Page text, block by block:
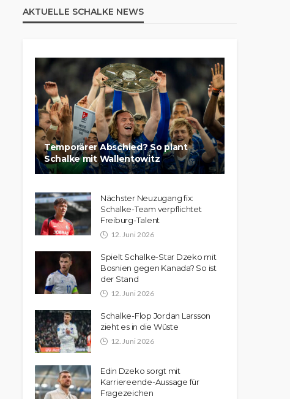
AKTUELLE SCHALKE NEWS
Temporärer Abschied? So plant
Schalke mit Wallentowitz
Nächster Neuzugang fix:
Schalke-Team verpflichtet
Freiburg-Talent
12. Juni 2026
Spielt Schalke-Star Dzeko mit
Bosnien gegen Kanada? So ist
der Stand
12. Juni 2026
Schalke-Flop Jordan Larsson
zieht es in die Wüste
12. Juni 2026
Edin Dzeko sorgt mit
Karriereende-Aussage für
Fragezeichen